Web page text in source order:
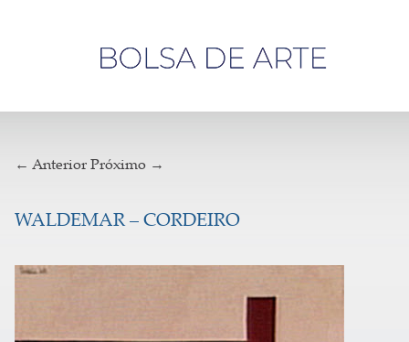
← Anterior Próximo →
WALDEMAR – CORDEIRO